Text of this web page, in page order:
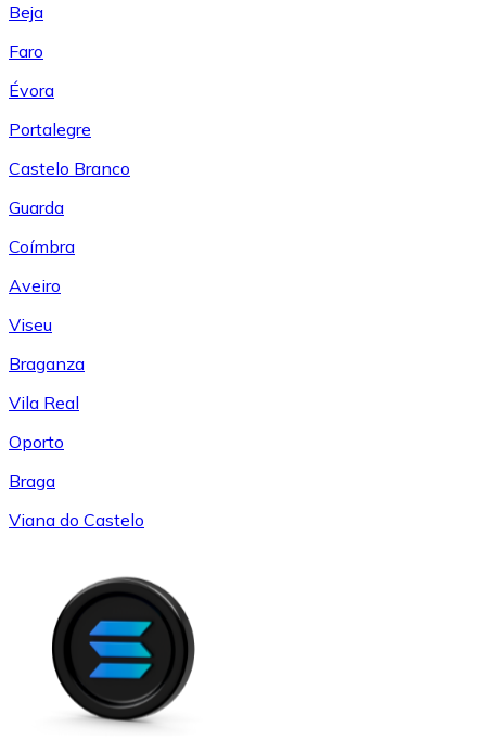
Beja
Faro
Évora
Portalegre
Castelo Branco
Guarda
Coímbra
Aveiro
Viseu
Braganza
Vila Real
Oporto
Braga
Viana do Castelo